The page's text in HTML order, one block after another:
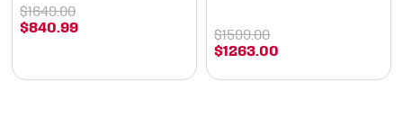
$840.99
$1649.00
$1263.00
$1599.00